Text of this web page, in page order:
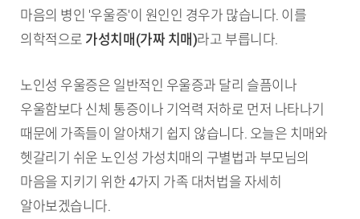
마음의 병인 '우울증'이 원인인 경우가 많습니다. 이를
의학적으로 가성치매(가짜 치매)라고 부릅니다.
노인성 우울증은 일반적인 우울증과 달리 슬픔이나
우울함보다 신체 통증이나 기억력 저하로 먼저 나타나기
때문에 가족들이 알아채기 쉽지 않습니다. 오늘은 치매와
헷갈리기 쉬운 노인성 가성치매의 구별법과 부모님의
마음을 지키기 위한 4가지 가족 대처법을 자세히
알아보겠습니다.